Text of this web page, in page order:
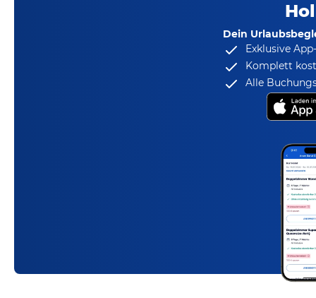
Dein
Exklusive
Komplett
Alle